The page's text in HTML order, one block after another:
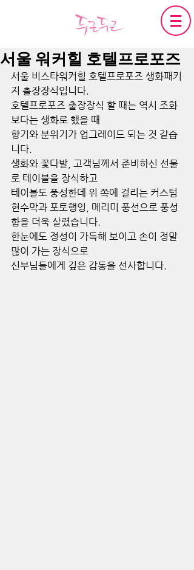
서울 워커힐 호텔프로포즈
서울 비스타워커힐 호텔프로포즈 생화패키
지 출장장식입니다.
호텔프로포즈 출장장식 할 때는 역시 조화
보다는 생화로 했을 때
향기와 분위기가 업그레이드 되는 것 같습
니다.
생화와 꽃다발, 고객님께서 준비하신 선물
로 테이블을 장식하고
테이블도 풍성한데 위 쪽에 걸리는 커스텀
현수막과 포토행잉, 메리미 풍선으로 풍성
함을 더욱 살렸습니다.
한눈에도 정성이 가득해 보이고 손이 정말
많이 가는 장식으로
신부님들에게 깊은 감동을 선사합니다.